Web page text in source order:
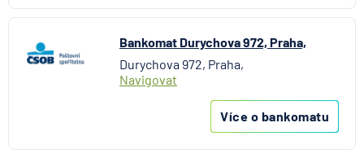
Bankomat Durychova 972, Praha,
Durychova 972, Praha,
Navigovat
Více o bankomatu